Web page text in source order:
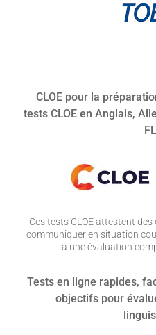
CLOE pour la
tests CLOE en Anglais,
Ces tests CLOE attestent
communiquer en situation
à une évaluation
Tests en ligne rapides,
objectifs pour